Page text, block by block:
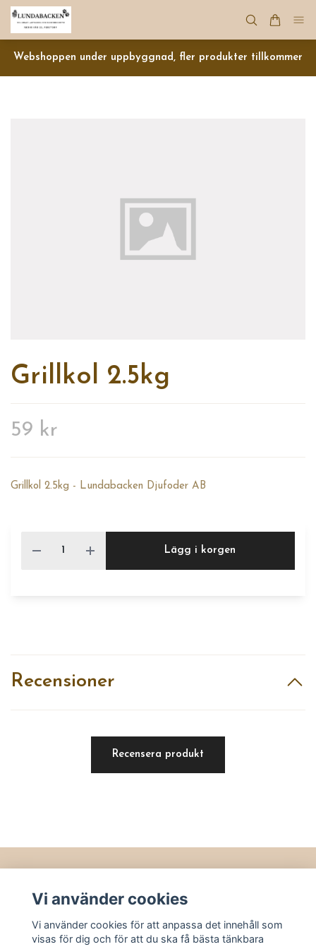
Webshoppen under uppbyggnad, fler produkter tillkommer
Grillkol 2.5kg
59 kr
Grillkol 2.5kg - Lundabacken Djufoder AB
Lägg i korgen
Recensioner
Recensera produkt
Köpvillkor
Kontakt
Utvalt
Vi använder cookies
Vi använder cookies för att anpassa det innehåll som
visas för dig och för att du ska få bästa tänkbara